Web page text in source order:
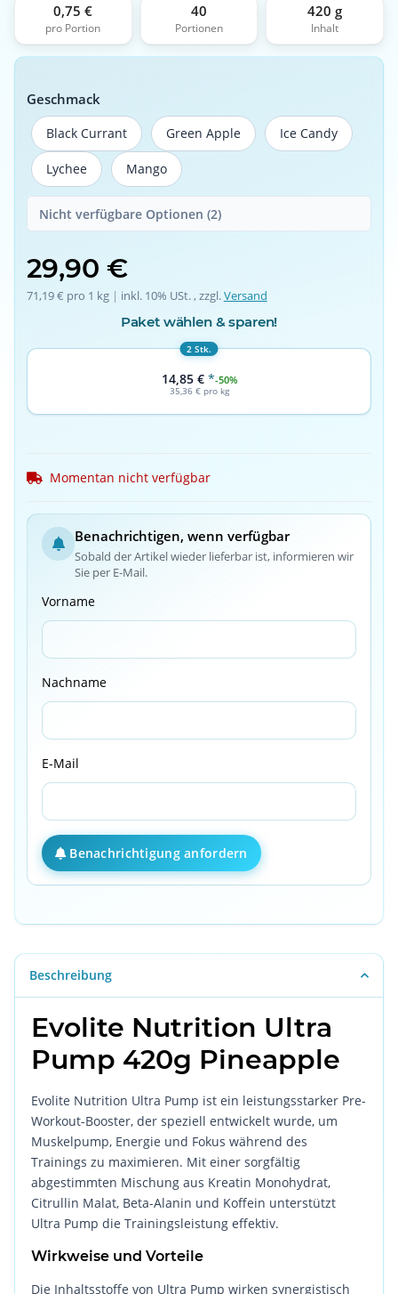
0,75 €
pro Portion
40
Portionen
420 g
Inhalt
Geschmack
Black Currant
Black Currant Green Apple
Green Apple Ice Candy
Ice Candy
Lychee
Lychee Mango
Mango
Nicht verfügbare Optionen (2)
29,90 €
71,19 € pro 1 kg | inkl. 10% USt. , zzgl.Versand
Paket wählen & sparen!
2 Stk.
14,85 € *-50%
35,36 € pro kg
Momentan nicht verfügbar
Benachrichtigen, wenn verfügbar
Sobald der Artikel wieder lieferbar ist, informieren wir
Sie per E-Mail.
Vorname
Nachname
E-Mail
Benachrichtigung anfordern
Beschreibung
Evolite Nutrition Ultra
Pump 420g Pineapple
Evolite Nutrition Ultra Pump ist ein leistungsstarker Pre-
Workout-Booster, der speziell entwickelt wurde, um
Muskelpump, Energie und Fokus während des
Trainings zu maximieren. Mit einer sorgfältig
abgestimmten Mischung aus Kreatin Monohydrat,
Citrullin Malat, Beta-Alanin und Koffein unterstützt
Ultra Pump die Trainingsleistung effektiv.
Wirkweise und Vorteile
Die Inhaltsstoffe von Ultra Pump wirken synergistisch